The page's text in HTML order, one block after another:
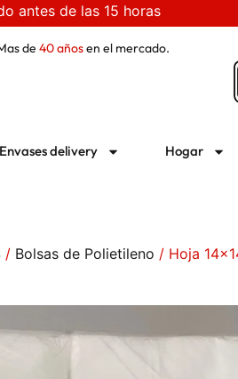
antes de las 15 horas
de 40 añosen el mercado.
Envases delivery Hogar
/ Bolsas de Polietileno / Hoja